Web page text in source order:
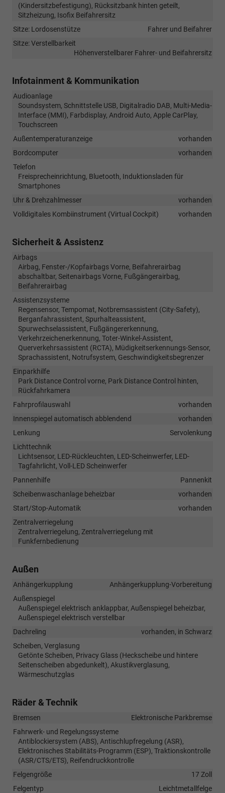
(Kindersitzbefestigung), Rücksitzbank hinten geteilt,
Sitzheizung, Isofix Beifahrersitz
Sitze: Lordosenstütze
Fahrer und Beifahrer
Sitze: Verstellbarkeit
Höhenverstellbarer Fahrer- und Beifahrersitz
Infotainment & Kommunikation
Audioanlage
Soundsystem, Schnittstelle USB, Digitalradio DAB, Multi-Media-
Interface (MMI), Farbdisplay, Android Auto, Apple CarPlay,
Touchscreen
Außentemperaturanzeige
vorhanden
Bordcomputer
vorhanden
Telefon
Freisprecheinrichtung, Bluetooth, Induktionsladen für
Smartphones
Uhr & Drehzahlmesser
vorhanden
Volldigitales Kombiinstrument (Virtual Cockpit)
vorhanden
Sicherheit & Assistenz
Airbags
Airbag, Fenster-/Kopfairbags Vorne, Beifahrerairbag
abschaltbar, Seitenairbags Vorne, Fußgängerairbag,
Beifahrerairbag
Assistenzsysteme
Regensensor, Tempomat, Notbremsassistent (City-Safety),
Berganfahrassistent, Spurhalteassistent,
Spurwechselassistent, Fußgängererkennung,
Verkehrzeichenerkennung, Toter-Winkel-Assistent,
Querverkehrsassistent (RCTA), Müdigkeitserkennungs-Sensor,
Sprachassistent, Notrufsystem, Geschwindigkeitsbegrenzer
Einparkhilfe
Park Distance Control vorne, Park Distance Control hinten,
Rückfahrkamera
Fahrprofilauswahl
vorhanden
Innenspiegel automatisch abblendend
vorhanden
Lenkung
Servolenkung
Lichttechnik
Lichtsensor, LED-Rückleuchten, LED-Scheinwerfer, LED-
Tagfahrlicht, Voll-LED Scheinwerfer
Pannenhilfe
Pannenkit
Scheibenwaschanlage beheizbar
vorhanden
Start/Stop-Automatik
vorhanden
Zentralverriegelung
Zentralverriegelung, Zentralverriegelung mit
Funkfernbedienung
Außen
Anhängerkupplung
Anhängerkupplung-Vorbereitung
Außenspiegel
Außenspiegel elektrisch anklappbar, Außenspiegel beheizbar,
Außenspiegel elektrisch verstellbar
Dachreling
vorhanden, in Schwarz
Scheiben, Verglasung
Getönte Scheiben, Privacy Glass (Heckscheibe und hintere
Seitenscheiben abgedunkelt), Akustikverglasung,
Wärmeschutzglas
Räder & Technik
Bremsen
Elektronische Parkbremse
Fahrwerk- und Regelungssysteme
Antiblockiersystem (ABS), Antischlupfregelung (ASR),
Elektronisches Stabilitäts-Programm (ESP), Traktionskontrolle
(ASR/CTS/ETS), Reifendruckkontrolle
Felgengröße
17 Zoll
Felgentyp
Leichtmetallfelge